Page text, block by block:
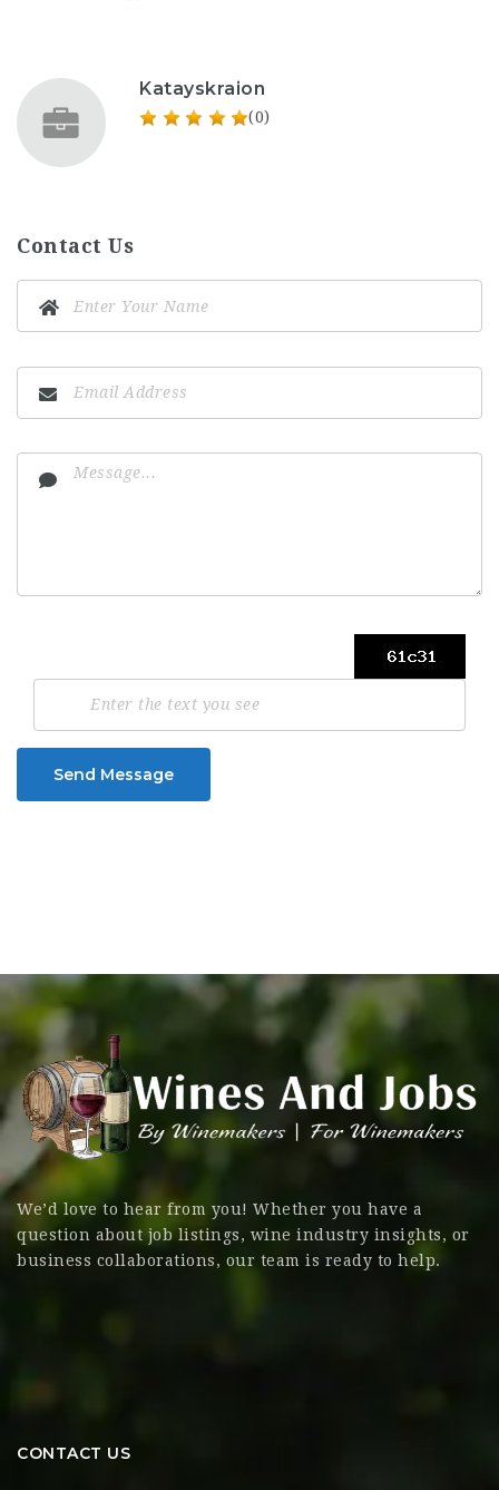
Katayskraion
(0)
Contact Us
Send Message
We’d love to hear from you! Whether you have a
question about job listings, wine industry insights, or
business collaborations, our team is ready to help.
CONTACT US